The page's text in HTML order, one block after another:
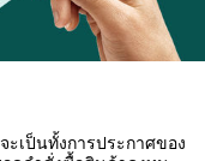
เป็นทั้งการประกาศของ